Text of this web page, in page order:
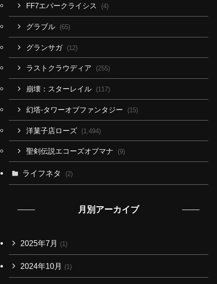
FF7エバークライシス (4)
グラブル (65)
グランサガ (12)
ラストクラウディア (255)
崩壊：スターレイル (117)
幻塔-タワーオブファンタジー (15)
洋菓子店ローズ (1,494)
聖剣伝説エコーズオブマナ (9)
ライフネタ (2)
月別アーカイブ
2025年7月 (1)
2024年10月 (1)